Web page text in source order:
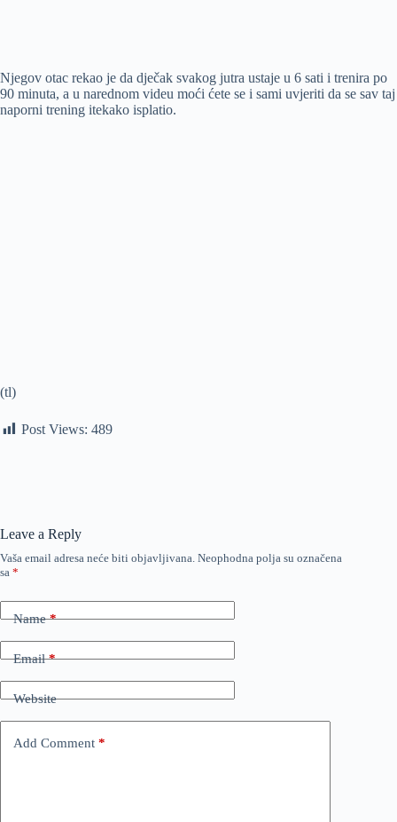
Njegov otac rekao je da dječak svakog jutra ustaje u 6 sati i trenira po
90 minuta, a u narednom videu moći ćete se i sami uvjeriti da se sav taj
naporni trening itekako isplatio.
(tl)
Post Views: 489
Leave a Reply
Vaša email adresa neće biti objavljivana. Neophodna polja su označena
sa *
Name*
Email*
Website
Add Comment *